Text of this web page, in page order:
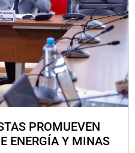
PROMUEVEN
ENERGÍA Y MINAS